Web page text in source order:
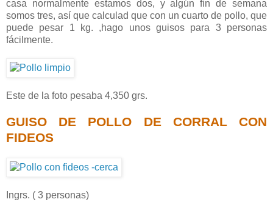
casa normalmente estamos dos, y algún fin de semana
somos tres, así que calculad que con un cuarto de pollo, que
puede pesar 1 kg. ,hago unos guisos para 3 personas
fácilmente.
Este de la foto pesaba 4,350 grs.
GUISO DE POLLO DE CORRAL CON
FIDEOS
Ingrs. ( 3 personas)